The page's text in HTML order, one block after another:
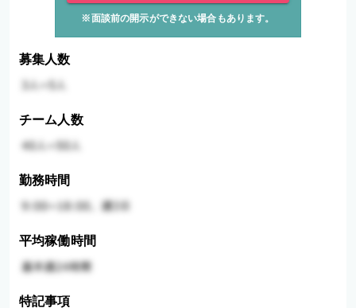
※面談前の開示ができない場合もあります。
募集人数
チーム人数
勤務時間
平均稼働時間
特記事項